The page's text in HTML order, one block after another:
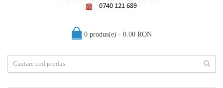
0 produs(e) - 0.00 RON